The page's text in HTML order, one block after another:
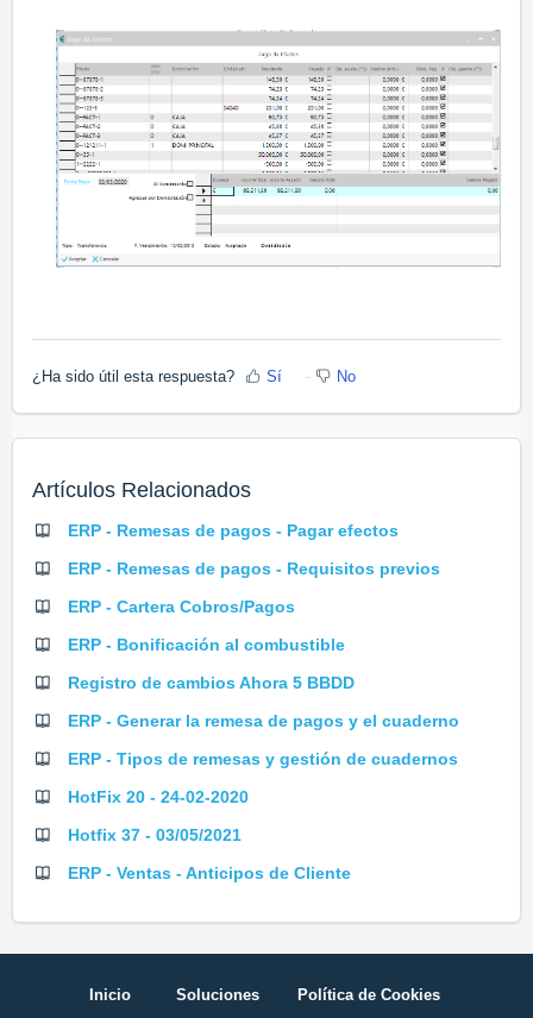
¿Ha sido útil esta respuesta? Sí No
Artículos Relacionados
ERP - Remesas de pagos - Pagar efectos
ERP - Remesas de pagos - Requisitos previos
ERP - Cartera Cobros/Pagos
ERP - Bonificación al combustible
Registro de cambios Ahora 5 BBDD
ERP - Generar la remesa de pagos y el cuaderno
ERP - Tipos de remesas y gestión de cuadernos
HotFix 20 - 24-02-2020
Hotfix 37 - 03/05/2021
ERP - Ventas - Anticipos de Cliente
Inicio Soluciones Política de Cookies